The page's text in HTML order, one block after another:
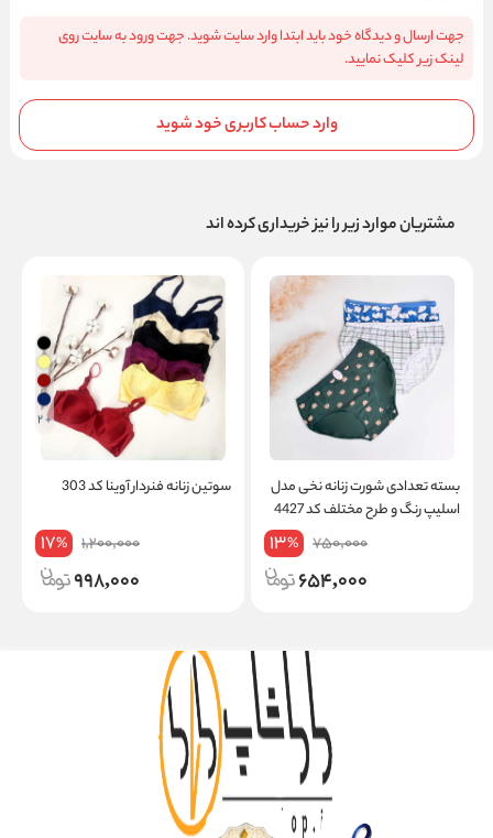
جهت ارسال و دیدگاه خود باید ابتدا وارد سایت شوید. جهت ورود به سایت روی
لینک زیر کلیک نمایید.
وارد حساب کاربری خود شوید
مشتریان موارد زیر را نیز خریداری کرده اند
بسته تعدادی شورت زنانه نخی مدل
اسلیپ رنگ و طرح مختلف کد 4427
750,000
13%
654,000
+ 2
سوتین زنانه فنردار آوینا کد 303
1,200,000
17%
998,000